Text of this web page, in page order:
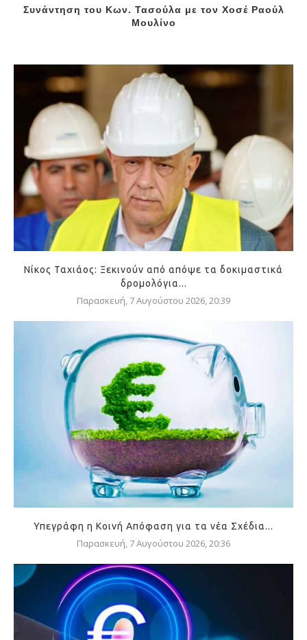
Συνάντηση του Κων. Τασούλα με τον Χοσέ Ραούλ
Μουλίνο
Νίκος Ταχιάος: Ξεκινούν από απόψε τα δοκιμαστικά
δρομολόγια...
Παρασκευή, 7 Αυγούστου 2026, 20:39
Υπεγράφη η Κοινή Απόφαση για τα νέα Σχέδια...
Παρασκευή, 7 Αυγούστου 2026, 20:36